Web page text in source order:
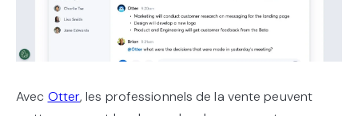
Avec Otter, les professionnels de la vente peuvent